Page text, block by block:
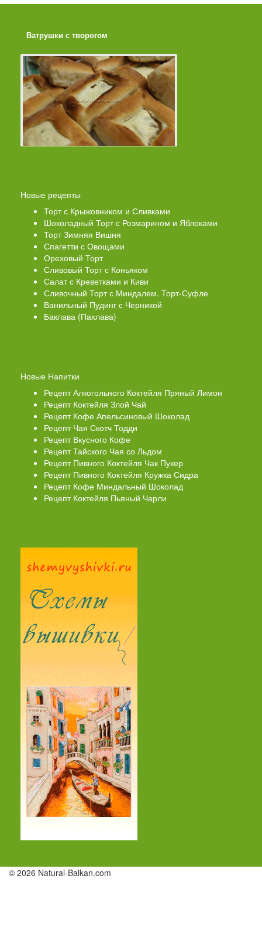
Ватрушки с творогом
Новые рецепты
Торт с Крыжовником и Сливками
Шоколадный Торт с Розмарином и Яблоками
Торт Зимняя Вишня
Спагетти с Овощами
Ореховый Торт
Сливовый Торт с Коньяком
Салат с Креветками и Киви
Сливочный Торт с Миндалем. Торт-Суфле
Ванильный Пудинг с Черникой
Баклава (Пахлава)
Новые Напитки
Рецепт Алкогольного Коктейля Пряный Лимон
Рецепт Коктейля Злой Чай
Рецепт Кофе Апельсиновый Шоколад
Рецепт Чая Скотч Тодди
Рецепт Вкусного Кофе
Рецепт Тайского Чая со Льдом
Рецепт Пивного Коктейля Чак Пукер
Рецепт Пивного Коктейля Кружка Сидра
Рецепт Кофе Миндальный Шоколад
Рецепт Коктейля Пьяный Чарли
© 2026 Natural-Balkan.com